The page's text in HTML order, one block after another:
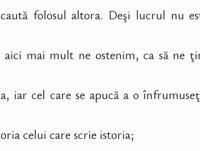
folosul altora. Deşi lucrul nu
mai mult ne ostenim, ca să ne
iar cel care se apucă a o
celui care scrie istoria;